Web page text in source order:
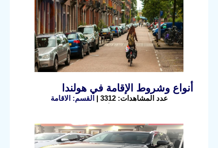
أنواع وشروط الإقامة في هولندا
عدد المشاهدات: 3312 | القسم: الاقامة